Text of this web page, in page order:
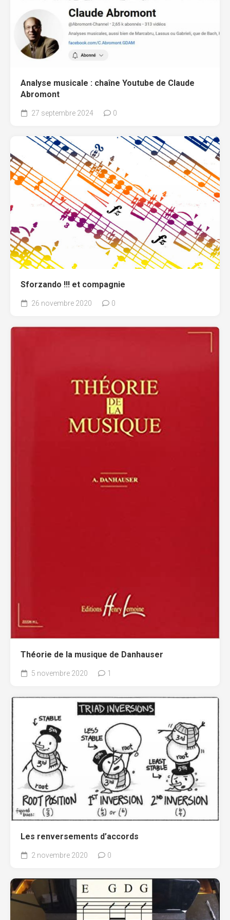
Analyse musicale : chaîne Youtube de Claude
Abromont
27 septembre 2024 0
Sforzando !!! et compagnie
26 novembre 2020 0
Théorie de la musique de Danhauser
5 novembre 2020 1
Les renversements d’accords
2 novembre 2020 0